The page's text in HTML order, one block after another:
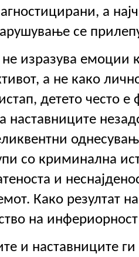
а
се
изразува емоции
а не како
детето често е
наставниците
со криминална
и
Како резултат
на
и наставниците